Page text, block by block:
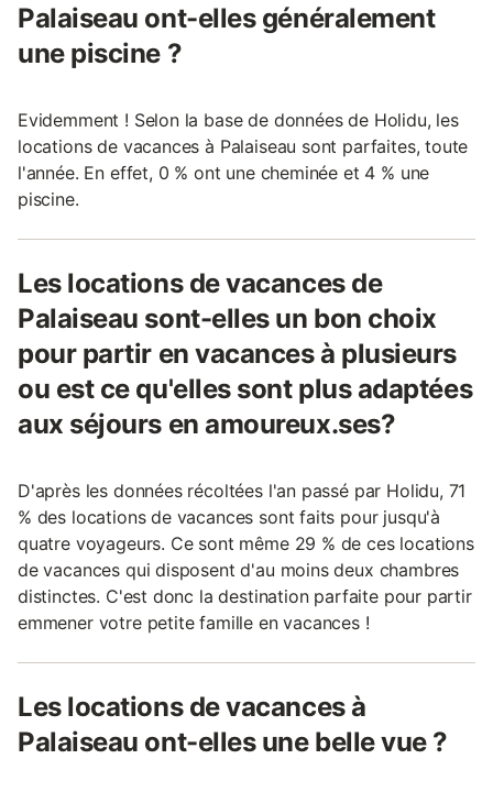
Palaiseau ont-elles généralement
une piscine ?
Evidemment ! Selon la base de données de Holidu, les
locations de vacances à Palaiseau sont parfaites, toute
l'année. En effet, 0 % ont une cheminée et 4 % une
piscine.
Les locations de vacances de
Palaiseau sont-elles un bon choix
pour partir en vacances à plusieurs
ou est ce qu'elles sont plus adaptées
aux séjours en amoureux.ses?
D'après les données récoltées l'an passé par Holidu, 71
% des locations de vacances sont faits pour jusqu'à
quatre voyageurs. Ce sont même 29 % de ces locations
de vacances qui disposent d'au moins deux chambres
distinctes. C'est donc la destination parfaite pour partir
emmener votre petite famille en vacances !
Les locations de vacances à
Palaiseau ont-elles une belle vue ?